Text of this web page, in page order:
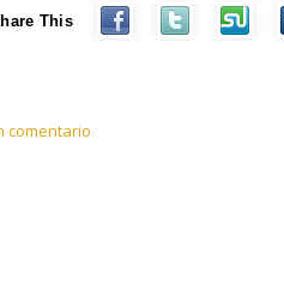
This
comentario